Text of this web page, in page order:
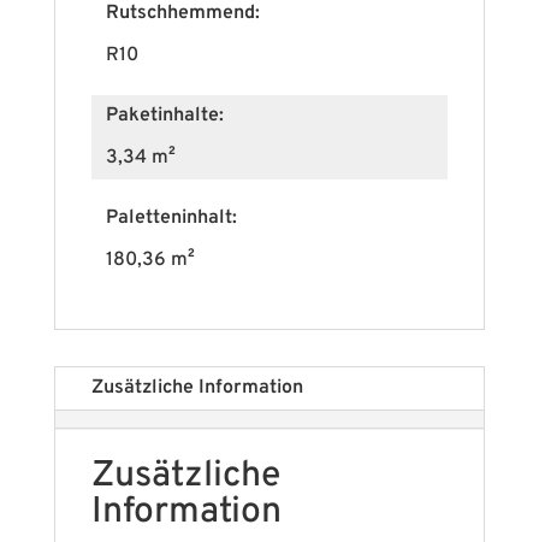
Rutschhemmend:
R10
Paketinhalte:
3,34 m²
Paletteninhalt:
180,36 m²
Zusätzliche Information
Zusätzliche
Information